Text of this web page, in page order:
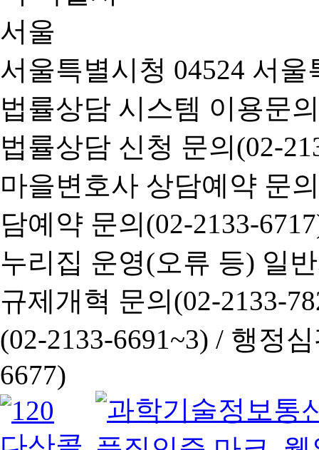
서울특별시청 04524 서
법률상담 시스템 이용문
법률상담 신청 문의(02-
마을변호사 상담예약 문
담예약 문의(02-2133-
누리집 운영(오류 등) 일
규제개혁 문의(02-2133-
(02-2133-6691~3) / 행정심
6677)